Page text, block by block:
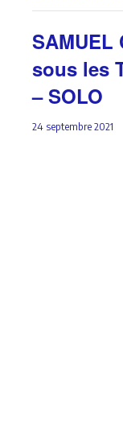
SAMUEL
sous les
– SOLO
24 septembre 2021